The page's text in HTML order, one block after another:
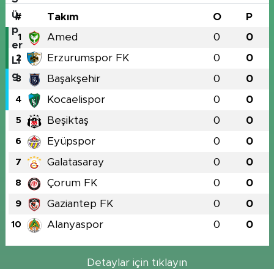
# Takım O P
1 Amed 0 0
2 Erzurumspor FK 0 0
3 Başakşehir 0 0
4 Kocaelispor 0 0
5 Beşiktaş 0 0
6 Eyüpspor 0 0
7 Galatasaray 0 0
8 Çorum FK 0 0
9 Gaziantep FK 0 0
10 Alanyaspor 0 0
Detaylar için tıklayın